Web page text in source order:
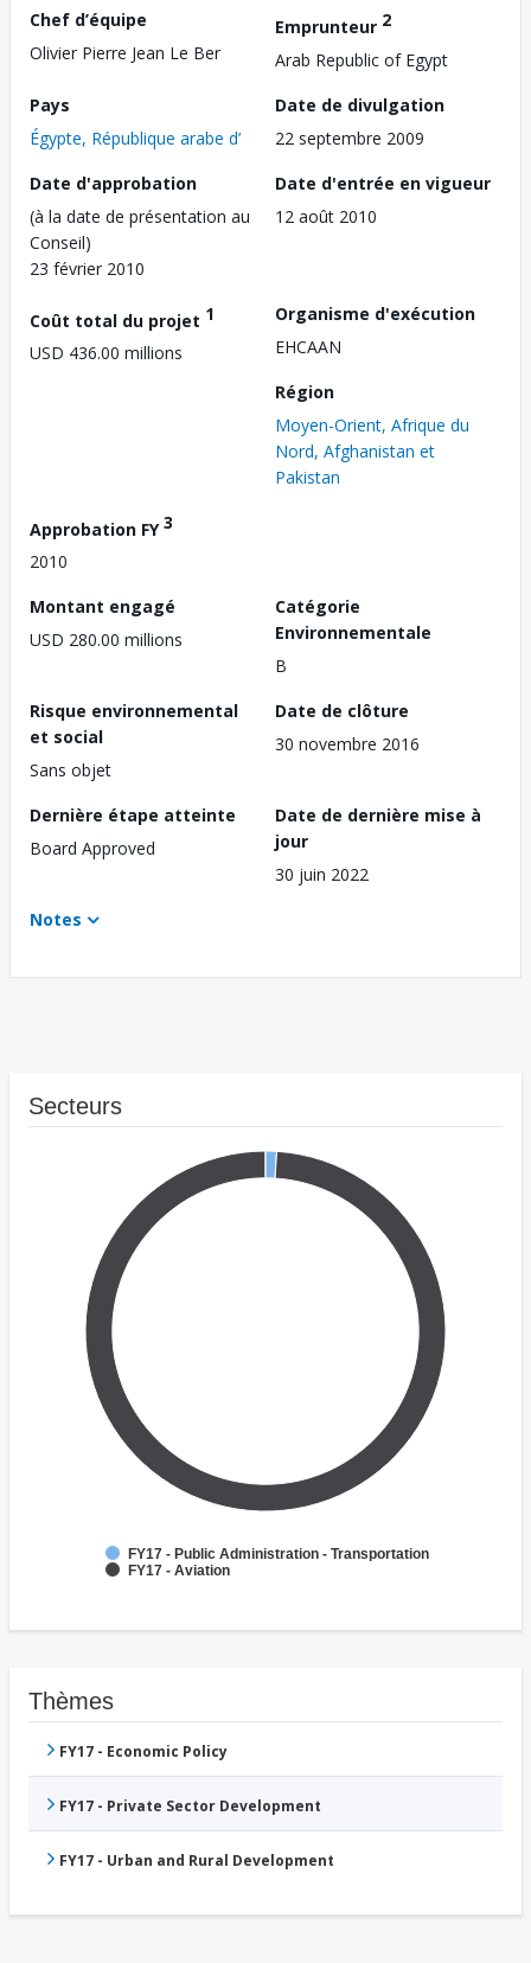
Chef d’équipe
Olivier Pierre Jean Le Ber
Emprunteur 2
Arab Republic of Egypt
Pays
Égypte, République arabe d’
Date de divulgation
22 septembre 2009
Date d'approbation
(à la date de présentation au
Conseil)
23 février 2010
Date d'entrée en vigueur
12 août 2010
Coût total du projet 1
USD 436.00 millions
Organisme d'exécution
EHCAAN
Région
Moyen-Orient, Afrique du
Nord, Afghanistan et
Pakistan
Approbation FY3
2010
Montant engagé
USD 280.00 millions
Catégorie
Environnementale
B
Risque environnemental
et social
Sans objet
Date de clôture
30 novembre 2016
Dernière étape atteinte
Board Approved
Date de dernière mise à
jour
30 juin 2022
Notes
Secteurs
FY17 - Public Administration - Transportation
FY17 - Aviation
Thèmes
FY17 - Economic Policy
FY17 - Private Sector Development
FY17 - Urban and Rural Development